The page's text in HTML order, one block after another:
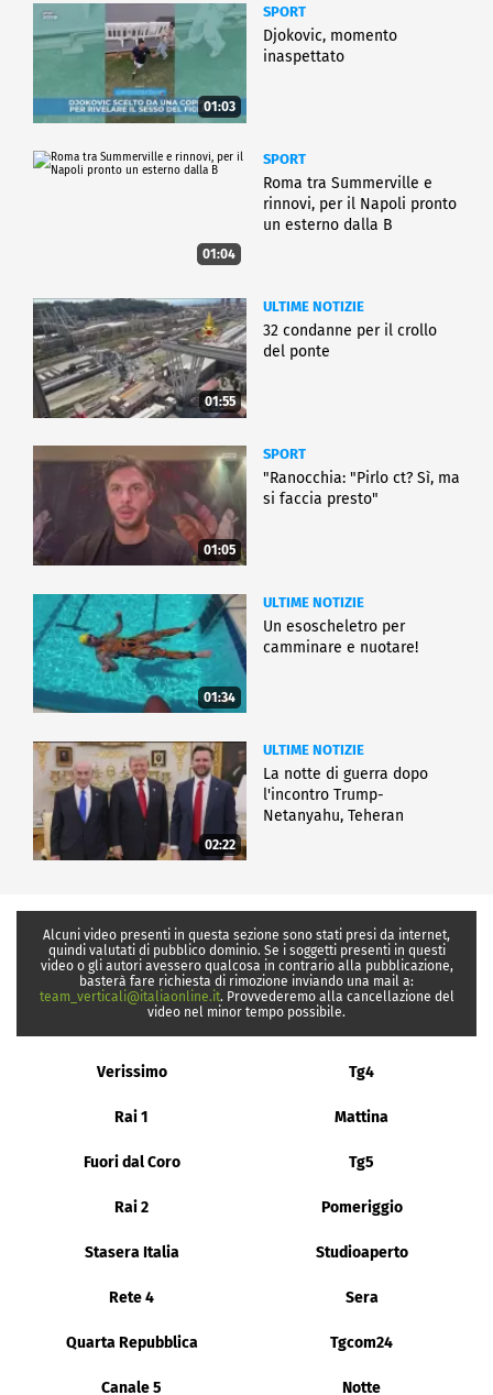
01:03
SPORT
Djokovic, momento
inaspettato
01:04
SPORT
Roma tra Summerville e
rinnovi, per il Napoli pronto
un esterno dalla B
01:55
ULTIME NOTIZIE
32 condanne per il crollo
del ponte
01:05
SPORT
"Ranocchia: "Pirlo ct? Sì, ma
si faccia presto"
01:34
ULTIME NOTIZIE
Un esoscheletro per
camminare e nuotare!
02:22
ULTIME NOTIZIE
La notte di guerra dopo
l'incontro Trump-
Netanyahu, Teheran
Alcuni video presenti in questa sezione sono stati presi da internet,
quindi valutati di pubblico dominio. Se i soggetti presenti in questi
video o gli autori avessero qualcosa in contrario alla pubblicazione,
basterà fare richiesta di rimozione inviando una mail a:
team_verticali@italiaonline.it. Provvederemo alla cancellazione del
video nel minor tempo possibile.
Verissimo Tg4
Rai 1 Mattina
Fuori dal Coro Tg5
Rai 2 Pomeriggio
Stasera Italia Studioaperto
Rete 4 Sera
Quarta Repubblica Tgcom24
Canale 5 Notte